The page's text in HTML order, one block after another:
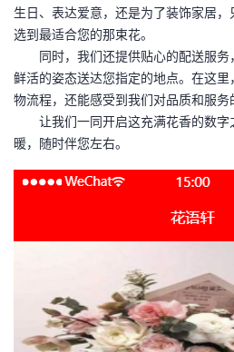
学
堂
我
验
收
持
我
的
我
议
生日、表达爱意，还是为了装饰家居
选到最适合您的那束花。
同时，我们还提供贴心的配送服务
鲜活的姿态送达您指定的地点。在这
物流程，还能感受到我们对品质和服务
让我们一同开启这充满花香的数字
暖，随时伴您左右。